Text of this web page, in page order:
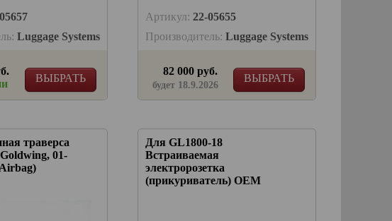
Luggage Systems
ВЫБРАТЬ
Артикул: 22-05655
Производитель: Luggage Systems
ВЫБРАТЬ
82 000 руб.
будет 18.9.2026
траверса
01-
Для GL1800-18
Встраиваемая
электророзетка
(прикуриватель) OEM